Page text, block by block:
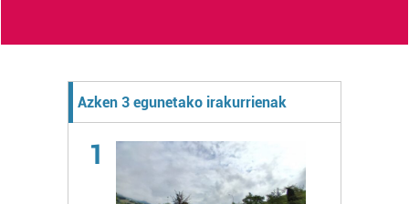
Azken 3 egunetako irakurrienak
1